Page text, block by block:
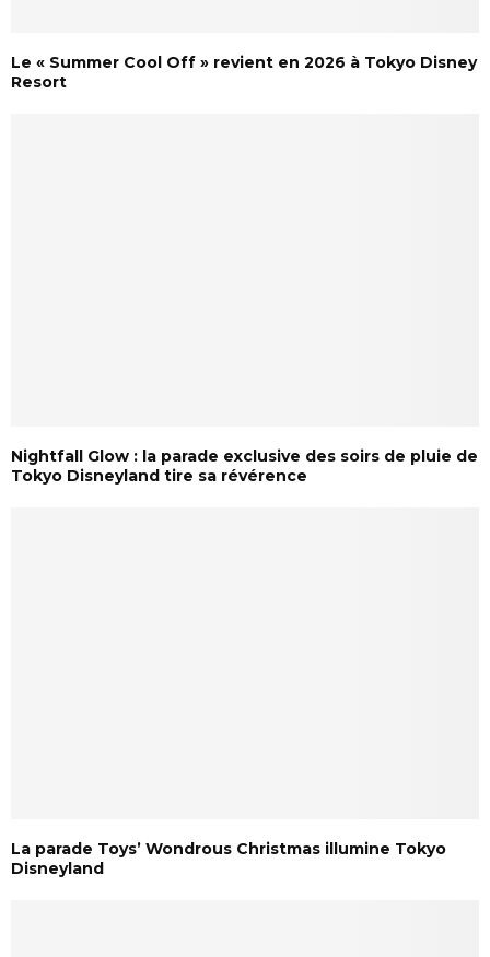
Le « Summer Cool Off » revient en 2026 à Tokyo Disney
Resort
Nightfall Glow : la parade exclusive des soirs de pluie de
Tokyo Disneyland tire sa révérence
La parade Toys’ Wondrous Christmas illumine Tokyo
Disneyland